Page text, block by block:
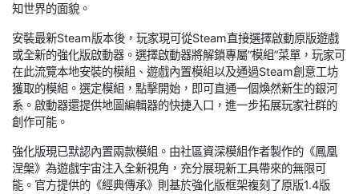
知世界的面貌。
安裝最新Steam版本後，玩家現可從Steam直接選擇啟動原版遊戲
或全新的強化版啟動器。選擇啟動器將解鎖專屬”模組”菜單，玩家可
在此流覽本地安裝的模組、遊戲內置模組以及通過Steam創意工坊
獲取的模組。選定模組，點擊開始，即可直通一個煥然新生的銀河
系。啟動器還提供地圖編輯器的快捷入口，進一步拓展玩家社群的
創作可能。
強化版現已默認內置兩款模組。由社區資深模組作者製作的《鳳凰
涅槃》為遊戲宇宙注入全新視角，充分展現新工具帶來的無限可
能。官方提供的《經典傳承》則基於強化版框架複刻了原版1.4版